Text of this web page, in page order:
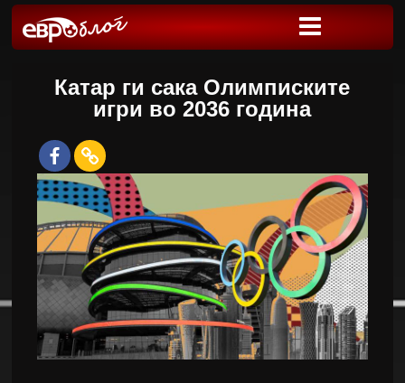
Катар ги сака Олимписките
игри во 2036 година